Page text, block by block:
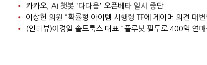
카카오, AI 챗봇 '다다음' 오픈베타 일시 중단